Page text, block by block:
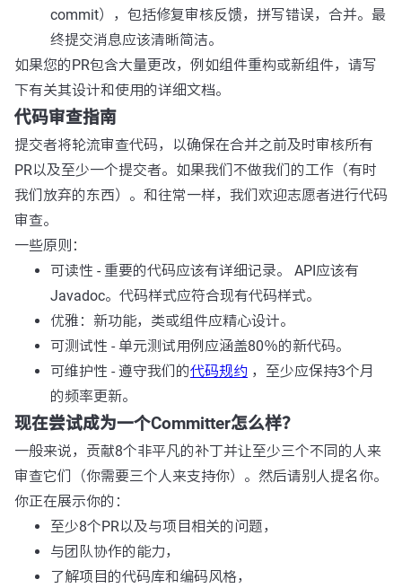
commit），包括修复审核反馈，拼写错误，合并。最
终提交消息应该清晰简洁。
如果您的PR包含大量更改，例如组件重构或新组件，请写
下有关其设计和使用的详细文档。
代码审查指南
提交者将轮流审查代码，以确保在合并之前及时审核所有
PR以及至少一个提交者。如果我们不做我们的工作（有时
我们放弃的东西）。和往常一样，我们欢迎志愿者进行代码
审查。
一些原则：
可读性 - 重要的代码应该有详细记录。 API应该有
Javadoc。代码样式应符合现有代码样式。
优雅：新功能，类或组件应精心设计。
可测试性 - 单元测试用例应涵盖80％的新代码。
可维护性 - 遵守我们的代码规约 ，至少应保持3个月
的频率更新。
现在尝试成为一个Committer怎么样？
一般来说，贡献8个非平凡的补丁并让至少三个不同的人来
审查它们（你需要三个人来支持你）。然后请别人提名你。
你正在展示你的：
至少8个PR以及与项目相关的问题，
与团队协作的能力，
了解项目的代码库和编码风格，